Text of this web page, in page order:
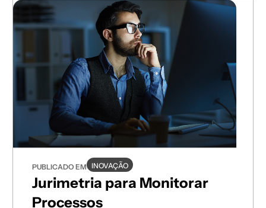
PUBLICADO EM INOVAÇÃO
Jurimetria para Monitorar
Processos